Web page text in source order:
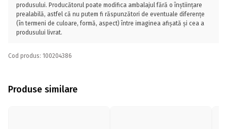
produsului. Producătorul poate modifica ambalajul fără o înștiințare
prealabilă, astfel că nu putem fi răspunzători de eventuale diferențe
(în termeni de culoare, formă, aspect) între imaginea afișată și cea a
produsului livrat.
Cod produs: 100204386
Produse similare